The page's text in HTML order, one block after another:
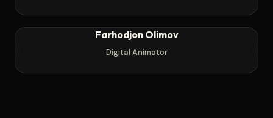
Farhodjon Olimov
Digital Animator